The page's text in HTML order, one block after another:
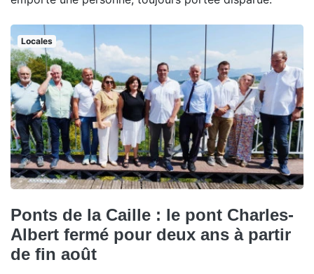
Locales
Ponts de la Caille : le pont Charles-
Albert fermé pour deux ans à partir
de fin août